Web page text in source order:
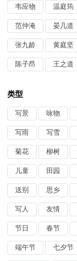
韦应物 温庭筠
范仲淹 晏几道
张九龄 黄庭坚
陈子昂 王之道
类型
写景 咏物
写雨 写雪
菊花 柳树
儿童 田园
送别 思乡
写人 友情
节日 春节
端午节 七夕节